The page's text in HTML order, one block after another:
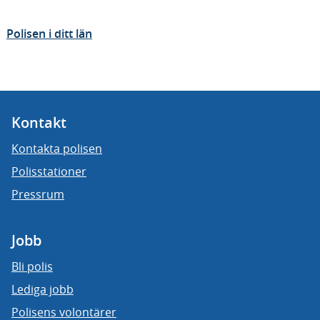
Polisen i ditt län
Kontakt
Kontakta polisen
Polisstationer
Pressrum
Jobb
Bli polis
Lediga jobb
Polisens volontärer